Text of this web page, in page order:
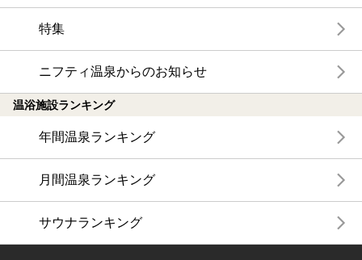
特集
ニフティ温泉からのお知らせ
温浴施設ランキング
年間温泉ランキング
月間温泉ランキング
サウナランキング